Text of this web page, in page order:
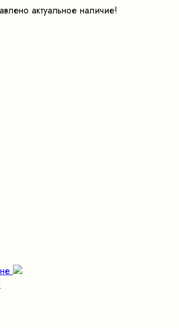
актуальное наличие!